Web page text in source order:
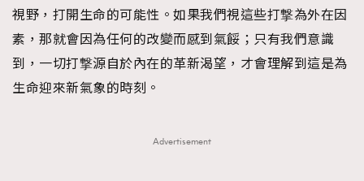
視野，打開生命的可能性。如果我們視這些打撃為外在因
素，那就會因為任何的改變而感到氣餒；只有我們意識
到，一切打撃源自於內在的革新渴望，才會理解到這是為
生命迎來新氣象的時刻。
Advertisement